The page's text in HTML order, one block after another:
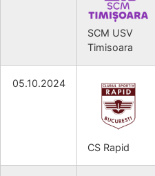
SCM USV
Timisoara
05.10.2024
CS Rapid